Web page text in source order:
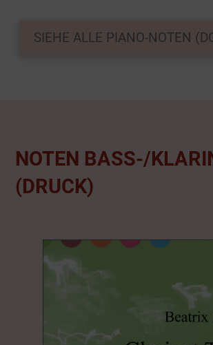
SIEHE ALLE PIANO-NOTEN
NOTEN BASS-/
(DRUCK)